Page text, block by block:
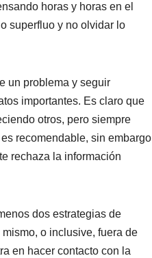
horas y horas en el
superfluo y no olvidar lo
un problema y seguir
importantes. Es claro que
otros, pero siempre
recomendable, sin embargo
rechaza la información
dos estrategias de
o inclusive, fuera de
en hacer contacto con la